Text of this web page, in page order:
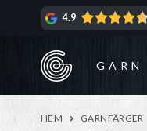
4.9
GARN
HEM GARNFÄRGER